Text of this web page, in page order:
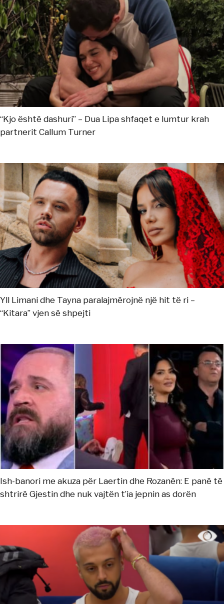
“Kjo është dashuri” – Dua Lipa shfaqet e lumtur krah
partnerit Callum Turner
Yll Limani dhe Tayna paralajmërojnë një hit të ri –
“Kitara” vjen së shpejti
Ish-banori me akuza për Laertin dhe Rozanën: E panë të
shtrirë Gjestin dhe nuk vajtën t’ia jepnin as dorën